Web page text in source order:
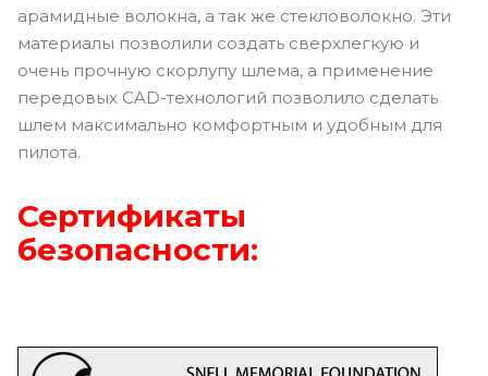
арамидные волокна, а так же стекловолокно. Эти
материалы позволили создать сверхлегкую и
очень прочную скорлупу шлема, а применение
передовых CAD-технологий позволило сделать
шлем максимально комфортным и удобным для
пилота.
Сертификаты
безопасности: